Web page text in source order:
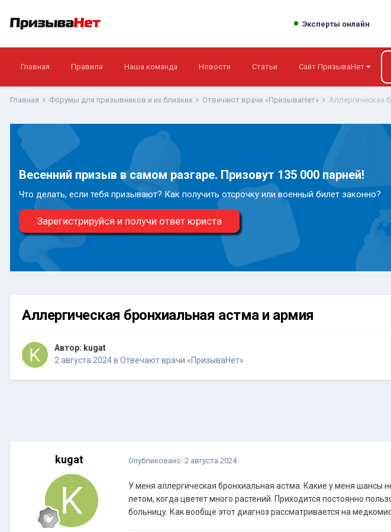
Эксперты онлайн
Главная Правила Наша команда Новости Статьи Сайт ПризываНет
Главная Форумы для призывников и их близких Отвечают врачи «ПризываНет» Аллергическая
Весенний призыв в самом разгаре. Призовут 135 000 парней!
Что делать, если тебя призывают? Как получить отсрочку или военный билет законно?
Зарегистрируйся и получи ответ юриста
Аллергическая бронхиальная астма и армия
Автор: kugat
2 августа 2024в Отвечают врачи «ПризываНет»
kugat Опубликовано: 2 августа 2024
У меня аллергическая бронхиальная астма. Какие у меня шансы
летом, когда цветет много растений. Приходится постоянно
больницу. Как вообще этот диагноз рассматривается на